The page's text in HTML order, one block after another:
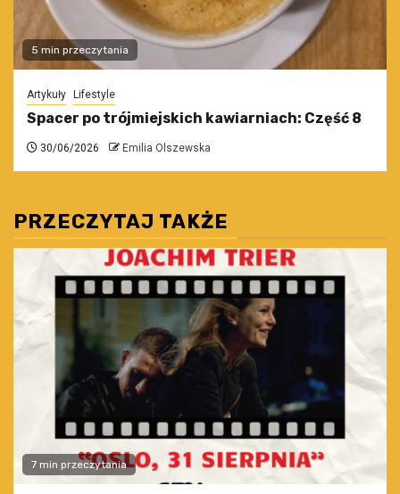
5 min przeczytania
Artykuły Lifestyle
Spacer po trójmiejskich kawiarniach: Część 8
30/06/2026 Emilia Olszewska
PRZECZYTAJ TAKŻE
7 min przeczytania